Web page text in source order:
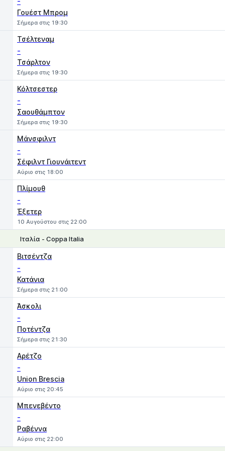
Γουέστ Μπρομ
Σήμερα στις 19:30
Τσέλτεναμ
-
Τσάρλτον
Σήμερα στις 19:30
Κόλτσεστερ
-
Σαουθάμπτον
Σήμερα στις 19:30
Μάνσφιλντ
-
Σέφιλντ Γιουνάιτεντ
Αύριο στις 18:00
Πλίμουθ
-
Έξετερ
10 Αυγούστου στις 22:00
Ιταλία - Coppa Italia
Βιτσέντζα
-
Κατάνια
Σήμερα στις 21:00
Άσκολι
-
Ποτέντζα
Σήμερα στις 21:30
Αρέτζο
-
Union Brescia
Αύριο στις 20:45
Μπενεβέντο
-
Ραβέννα
Αύριο στις 22:00